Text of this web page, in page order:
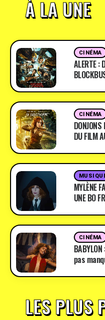
À LA UNE
CINÉMA
ALERTE :
CINÉMA
DONJONS
DU FILM
MYLÈNE
UNE BO
CINÉMA
pas
LES PLUS